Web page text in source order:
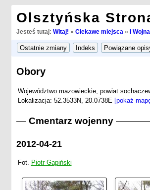
Olsztyńska
Jesteś tutaj: Witaj! » Ciekawe miejsca » I
Obory
Województwo mazowieckie, powiat
Lokalizacja: 52.3533N, 20.0738E [pokaż
Cmentarz wojenny
2012-04-21
Fot. Piotr Gapiński